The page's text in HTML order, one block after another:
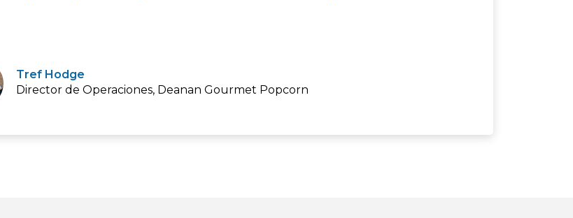
Tref Hodge
Director de Operaciones, Deanan Gourmet Popcorn